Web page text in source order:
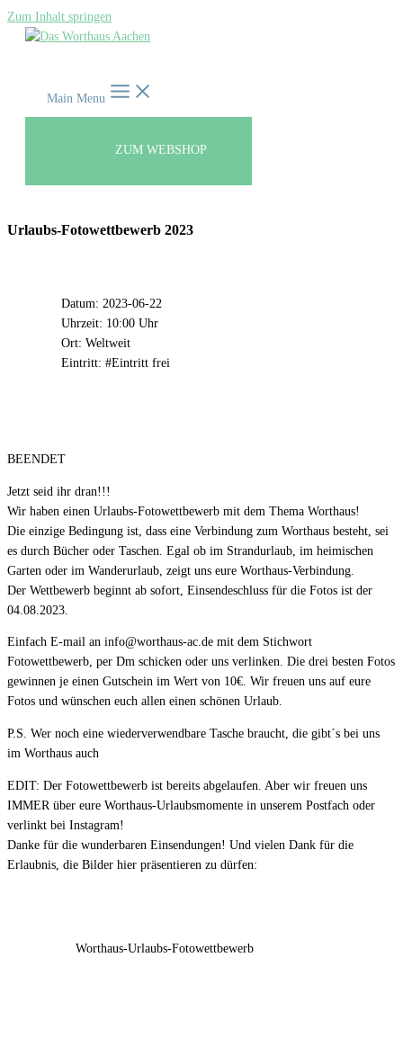
Zum Inhalt springen
Main Menu
ZUM WEBSHOP
Urlaubs-Fotowettbewerb 2023
Datum: 2023-06-22
Uhrzeit: 10:00 Uhr
Ort: Weltweit
Eintritt: #Eintritt frei
BEENDET
Jetzt seid ihr dran!!!
Wir haben einen Urlaubs-Fotowettbewerb mit dem Thema Worthaus!
Die einzige Bedingung ist, dass eine Verbindung zum Worthaus besteht, sei
es durch Bücher oder Taschen. Egal ob im Strandurlaub, im heimischen
Garten oder im Wanderurlaub, zeigt uns eure Worthaus-Verbindung.
Der Wettbewerb beginnt ab sofort, Einsendeschluss für die Fotos ist der
04.08.2023.
Einfach E-mail an info@worthaus-ac.de mit dem Stichwort
Fotowettbewerb, per Dm schicken oder uns verlinken. Die drei besten Fotos
gewinnen je einen Gutschein im Wert von 10€. Wir freuen uns auf eure
Fotos und wünschen euch allen einen schönen Urlaub.
P.S. Wer noch eine wiederverwendbare Tasche braucht, die gibt´s bei uns
im Worthaus auch
EDIT: Der Fotowettbewerb ist bereits abgelaufen. Aber wir freuen uns
IMMER über eure Worthaus-Urlaubsmomente in unserem Postfach oder
verlinkt bei Instagram!
Danke für die wunderbaren Einsendungen! Und vielen Dank für die
Erlaubnis, die Bilder hier präsentieren zu dürfen:
Worthaus-Urlaubs-Fotowettbewerb